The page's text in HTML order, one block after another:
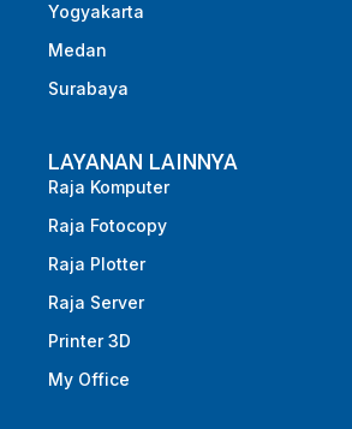
Yogyakarta
Medan
Surabaya
LAYANAN LAINNYA
Raja Komputer
Raja Fotocopy
Raja Plotter
Raja Server
Printer 3D
My Office